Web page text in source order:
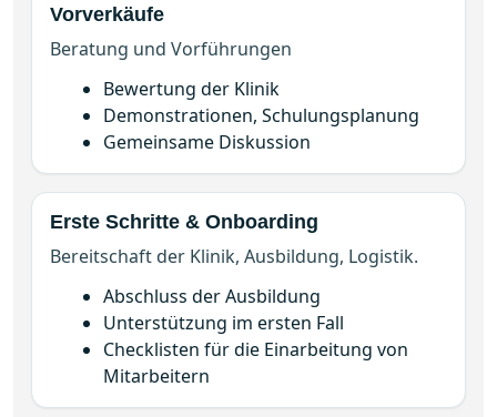
Beratung und Vorführungen
Bewertung der Klinik
Demonstrationen, Schulungsplanung
Gemeinsame Diskussion
Erste Schritte & Onboarding
Bereitschaft der Klinik, Ausbildung, Logistik.
Abschluss der Ausbildung
Unterstützung im ersten Fall
Checklisten für die Einarbeitung von
Mitarbeitern